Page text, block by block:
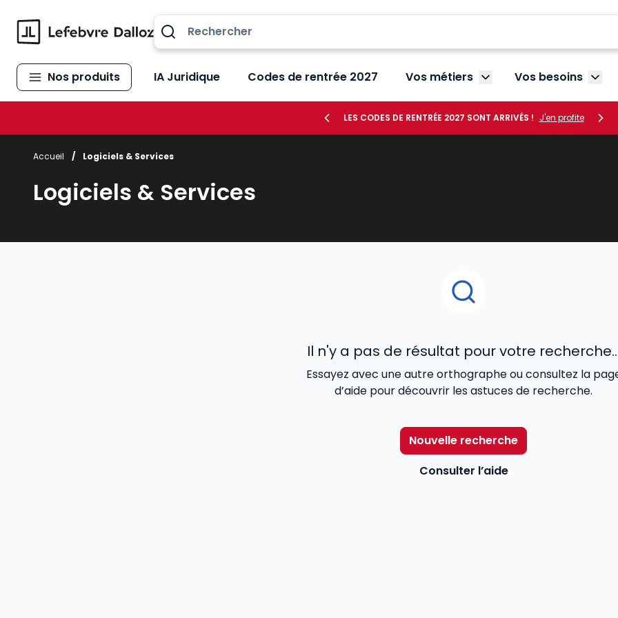
Nos produits IA Juridique Codes de rentrée 2027 Vos métiers Afficher le sous-menu
Vos besoins
LES CODES DE RENTRÉE 2027 SONT ARRIVÉS ! J'en profite
Accueil / Logiciels & Services
Logiciels & Services
Il n'y a pas de résultat pour votre
Essayez avec une autre orthographe ou consultez la
d’aide pour découvrir les astuces de recherche.
Nouvelle recherche
Consulter l’aide